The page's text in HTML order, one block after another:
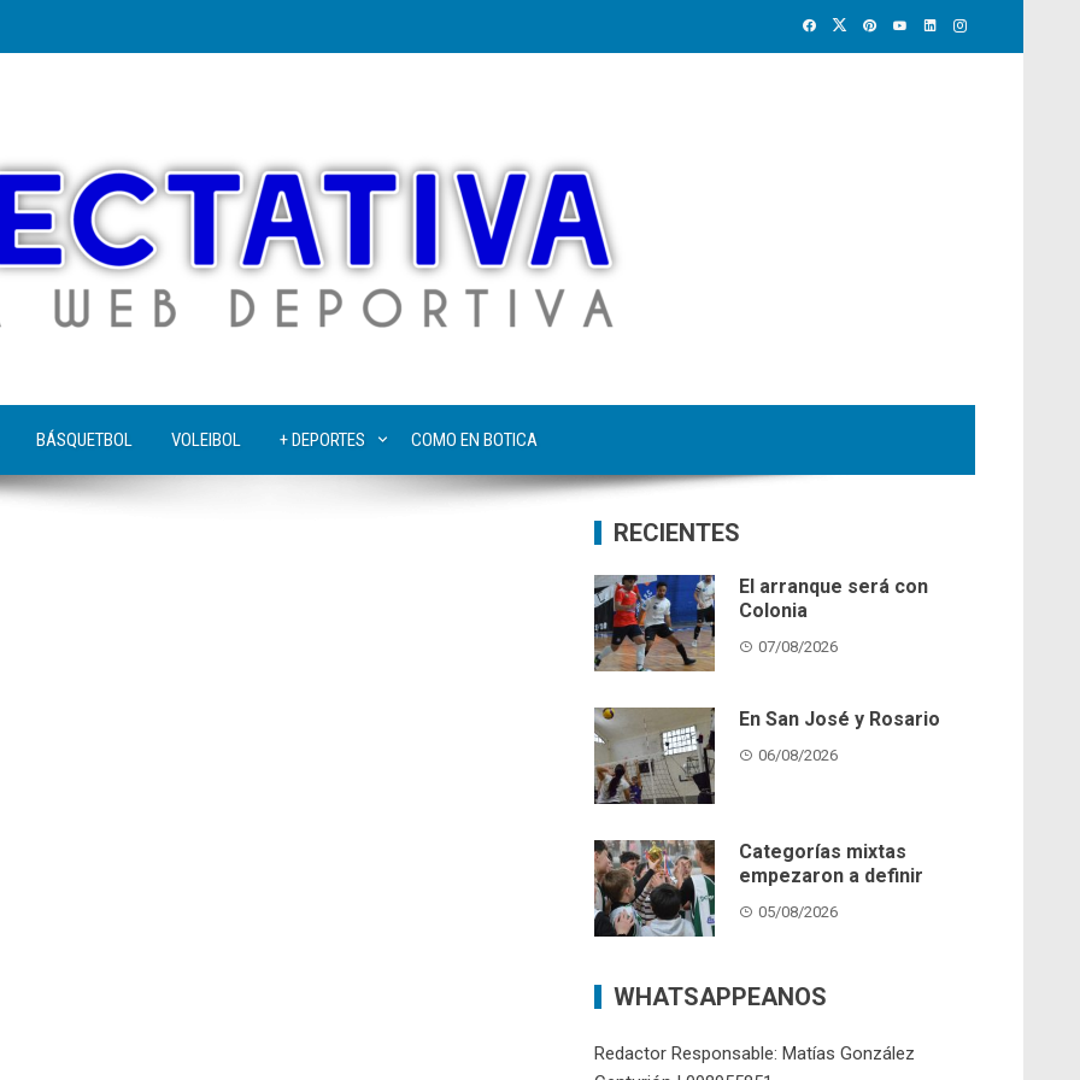
BÁSQUETBOL VOLEIBOL + DEPORTES COMO EN BOTICA
RECIENTES
El arranque será con
Colonia
07/08/2026
En San José y Rosario
06/08/2026
Categorías mixtas
empezaron a definir
05/08/2026
WHATSAPPEANOS
Redactor Responsable: Matías González